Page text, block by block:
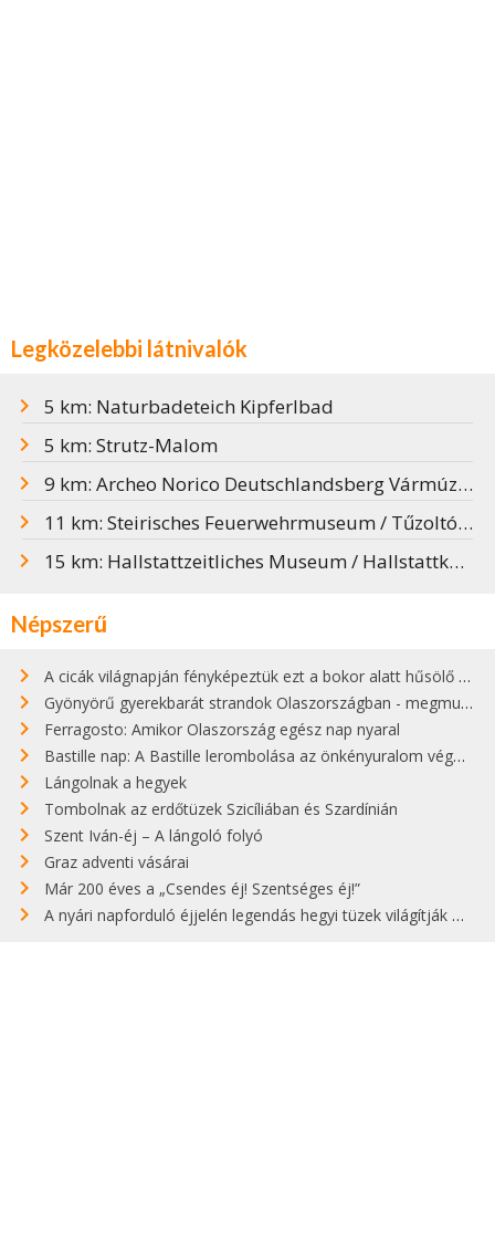
Legközelebbi látnivalók
5 km: Naturbadeteich Kipferlbad
5 km: Strutz-Malom
9 km: Archeo Norico Deutschlandsberg Vármúzeum
11 km: Steirisches Feuerwehrmuseum / Tűzoltómúzeum
15 km: Hallstattzeitliches Museum / Hallstattkori Múzeum
Népszerű
A cicák világnapján fényképeztük ezt a bokor alatt hűsölő cicát Kisorosziban
Gyönyörű gyerekbarát strandok Olaszországban - megmutatjuk a 15 legjobbat
Ferragosto: Amikor Olaszország egész nap nyaral
Bastille nap: A Bastille lerombolása az önkényuralom végét jelentette
Lángolnak a hegyek
Tombolnak az erdőtüzek Szicíliában és Szardínián
Szent Iván-éj – A lángoló folyó
Graz adventi vásárai
Már 200 éves a „Csendes éj! Szentséges éj!”
A nyári napforduló éjjelén legendás hegyi tüzek világítják meg Zugspitzét